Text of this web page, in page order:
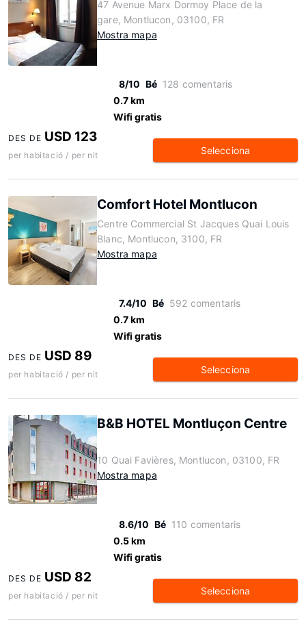
47 Avenue Marx Dormoy Place de la
gare, Montlucon, 03100, FR
Mostra mapa
8/10 Bé 128 comentaris
0.7 km
Wifi gratis
DES DE USD 123
per habitació / per nit Selecciona
Comfort Hotel Montlucon
Centre Commercial St Jacques Quai Louis
Blanc, Montlucon, 3100, FR
Mostra mapa
7.4/10 Bé 592 comentaris
0.7 km
Wifi gratis
DES DE USD 89
per habitació / per nit Selecciona
B&B HOTEL Montluçon Centre
10 Quai Favières, Montlucon, 03100, FR
Mostra mapa
8.6/10 Bé 110 comentaris
0.5 km
Wifi gratis
DES DE USD 82
per habitació / per nit Selecciona